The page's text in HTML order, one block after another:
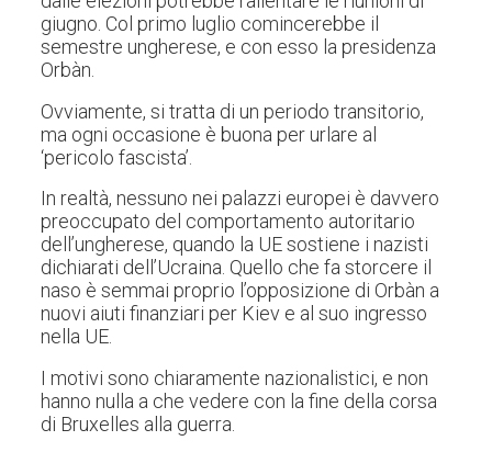
giugno. Col primo luglio comincerebbe il
semestre ungherese, e con esso la presidenza
Orbàn.
Ovviamente, si tratta di un periodo transitorio,
ma ogni occasione è buona per urlare al
‘pericolo fascista’.
In realtà, nessuno nei palazzi europei è davvero
preoccupato del comportamento autoritario
dell’ungherese, quando la UE sostiene i nazisti
dichiarati dell’Ucraina. Quello che fa storcere il
naso è semmai proprio l’opposizione di Orbàn a
nuovi aiuti finanziari per Kiev e al suo ingresso
nella UE
I motivi sono chiaramente nazionalistici, e non
hanno nulla a che vedere con la fine della corsa
di Bruxelles alla guerra.